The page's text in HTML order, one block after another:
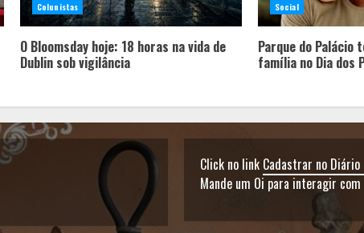
O
na
4
Dia
Colunistas
O Bloomsday hoje: 18 horas na vida de
Dublin sob vigilância
Social
Parque do Palácio
família no Dia dos
Click no link Cadastrar no Diário
Mande um Oi para interagir